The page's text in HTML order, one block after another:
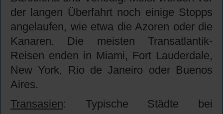
der langen Überfahrt noch einige Stopps
angelaufen, wie etwa die Azoren oder die
Kanaren. Die meisten Transatlantik-
Reisen enden in Miami, Fort Lauderdale,
New York, Rio de Janeiro oder Buenos
Aires.
Transasien: Typische Städte bei